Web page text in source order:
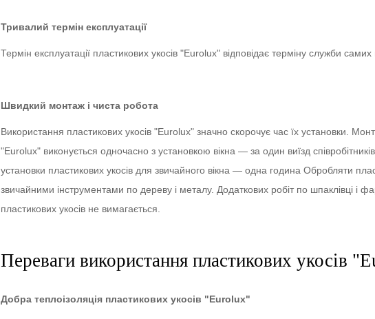
Тривалий термін експлуатації
Термін експлуатації пластикових укосів "Eurolux" відповідає терміну служби самих
Швидкий монтаж і чиста робота
Використання пластикових укосів "Eurolux" значно скорочує час їх установки.
"Eurolux" виконується одночасно з установкою вікна — за один виїзд
установки пластикових укосів для звичайного вікна — одна година Обробляти
звичайними інструментами по дереву і металу. Додаткових робіт по шпаклівці і
пластикових укосів не вимагається.
Переваги використання пластикових укосів
Добра теплоізоляція пластикових укосів "Eurolux"